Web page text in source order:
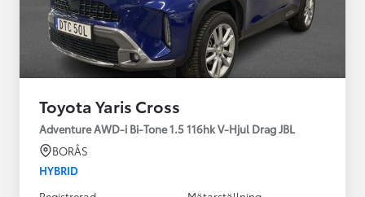
Toyota Yaris Cross
Adventure AWD-i Bi-Tone 1.5 116hk V-Hjul Drag JBL
BORÅS
HYBRID